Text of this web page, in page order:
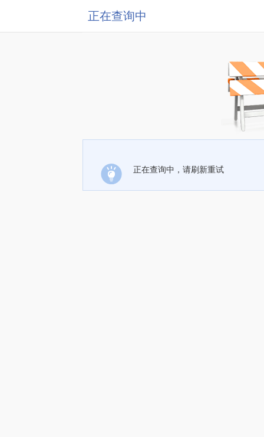
正在查询中
正在查询中，请刷新重试